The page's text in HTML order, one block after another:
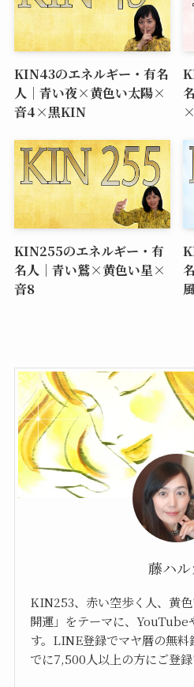
KIN43のエネルギー・有名
人｜青い夜×黄色い太陽×
音4×黒KIN
KIN255のエネルギー・有
名人｜青い鷲×黄色い星×
音8
藤ハル
KIN253、赤い空歩く人、黄
開運」をテーマに、YouTube
す。LINE登録でマヤ暦の無料
でに7,500人以上の方にご登